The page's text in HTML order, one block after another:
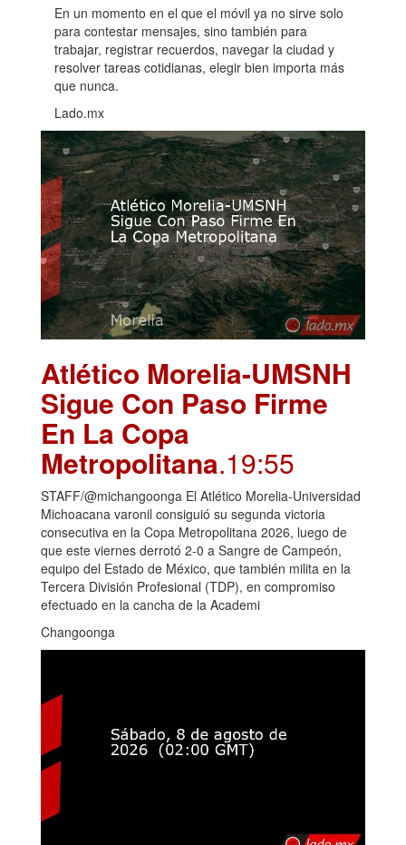
En un momento en el que el móvil ya no sirve solo
para contestar mensajes, sino también para
trabajar, registrar recuerdos, navegar la ciudad y
resolver tareas cotidianas, elegir bien importa más
que nunca.
Lado.mx
Atlético Morelia-UMSNH
Sigue Con Paso Firme
En La Copa
Metropolitana.19:55
STAFF/@michangoonga El Atlético Morelia-Universidad
Michoacana varonil consiguió su segunda victoria
consecutiva en la Copa Metropolitana 2026, luego de
que este viernes derrotó 2-0 a Sangre de Campeón,
equipo del Estado de México, que también milita en la
Tercera División Profesional (TDP), en compromiso
efectuado en la cancha de la Academi
Changoonga